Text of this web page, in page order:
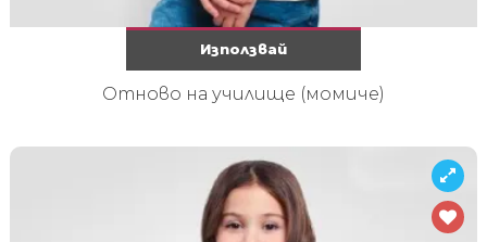
Използвай
Отново на училище (момиче)